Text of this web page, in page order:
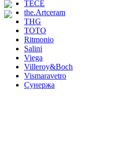
TECE
the.Artceram
THG
TOTO
Ritmonio
Salini
Viega
Villeroy&Boch
Vismaravetro
Сунержа